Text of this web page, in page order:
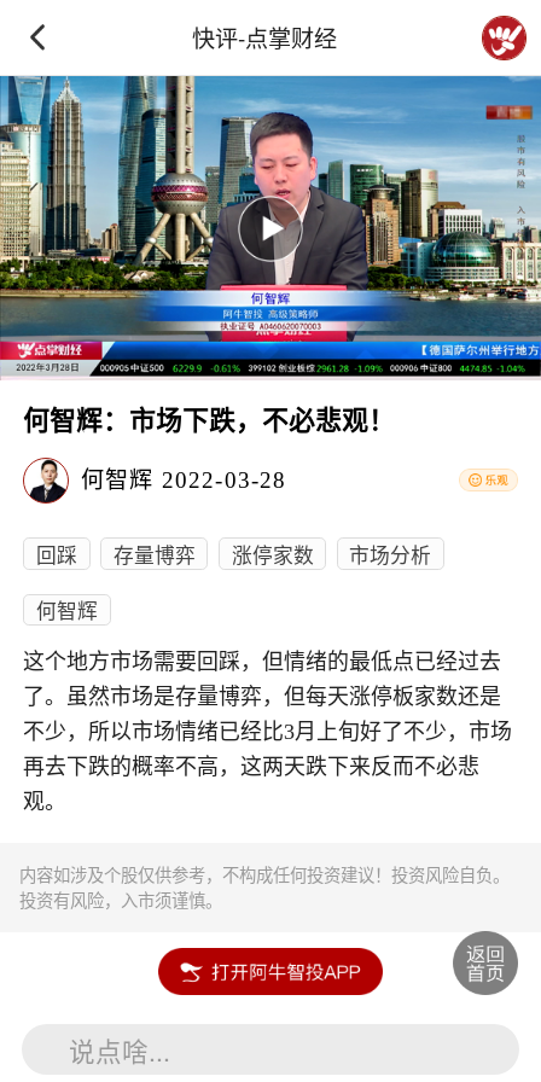
快评-点掌财经
何智辉：市场下跌，不必悲观！
何智辉 2022-03-28
回踩 存量博弈 涨停家数
市场分析
何智辉
这个地方市场需要回踩，但情绪的最低点已经过去
了。虽然市场是存量博弈，但每天涨停板家数还是
不少，所以市场情绪已经比3月上旬好了不少，市场
再去下跌的概率不高，这两天跌下来反而不必悲
观。
内容如涉及个股仅供参考，不构成任何投资建议！投资风险自负。
投资有风险，入市须谨慎。
说点啥...